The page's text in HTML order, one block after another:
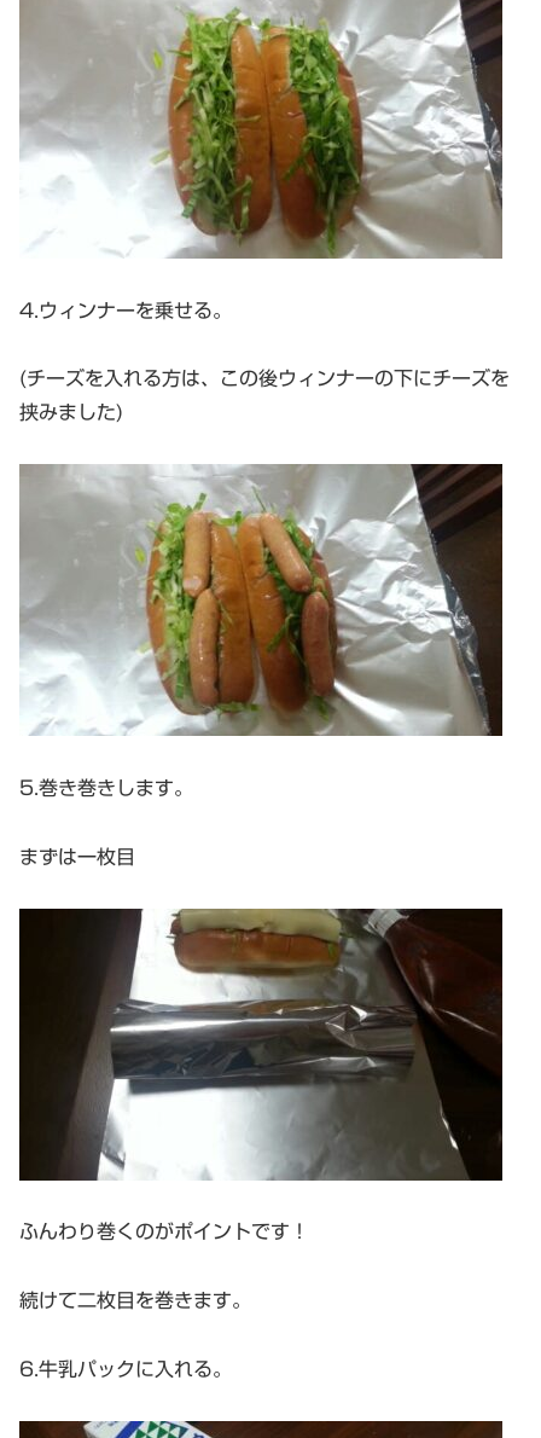
4.ウィンナーを乗せる。
(チーズを入れる方は、この後ウィンナーの下にチーズを
挟みました)
5.巻き巻きします。
まずは一枚目
ふんわり巻くのがポイントです！
続けて二枚目を巻きます。
6.牛乳パックに入れる。